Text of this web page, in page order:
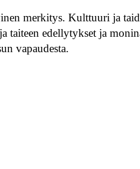
merkitys. Kulttuuri ja
edellytykset ja
vapaudesta.